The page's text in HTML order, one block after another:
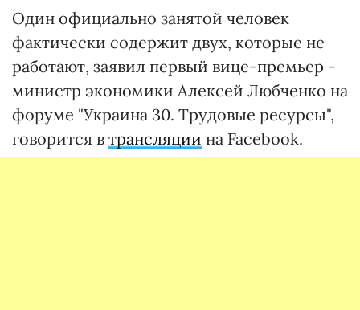
Один официально занятой человек
фактически содержит двух, которые не
работают, заявил первый вице-премьер -
министр экономики Алексей Любченко на
форуме "Украина 30. Трудовые ресурсы",
говорится в трансляции на Facebook.